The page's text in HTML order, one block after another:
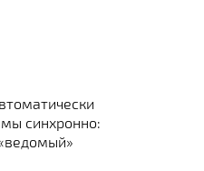
синхронно: